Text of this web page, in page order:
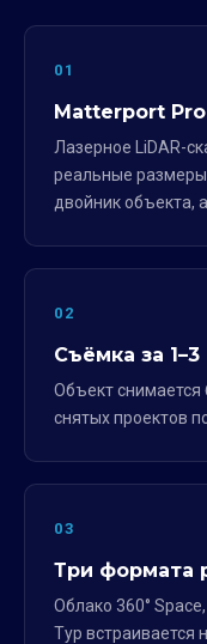
01
Matterport
Лазерное LiDAR-
реальные
двойник объекта,
02
Съёмка за
Объект снимается
снятых проектов
03
Три формата
Облако 360°
Тур встраивается